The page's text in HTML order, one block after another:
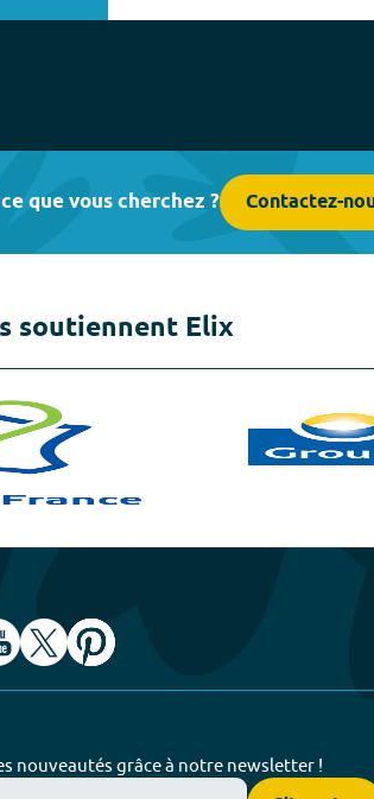
que vous cherchez ? Contactez-
soutiennent Elix
nouveautés grâce à notre newsletter !